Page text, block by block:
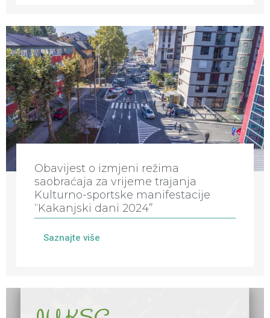
Obavijest o izmjeni režima
saobraćaja za vrijeme trajanja
Kulturno-sportske manifestacije
“Kakanjski dani 2024”
Saznajte više